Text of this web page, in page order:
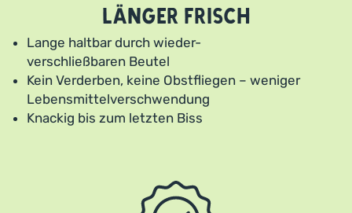
länger frisch
Lange haltbar durch wieder-
verschließbaren Beutel
Kein Verderben, keine Obstfliegen – weniger
Lebensmittelverschwendung
Knackig bis zum letzten Biss